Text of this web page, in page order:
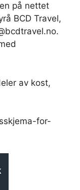
på nettet
BCD Travel,
av kost,
for-